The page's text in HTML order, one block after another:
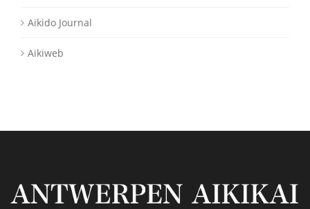
Aikido Journal
Aikiweb